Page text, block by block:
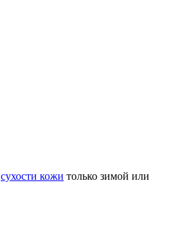
сухости кожи только зимой или